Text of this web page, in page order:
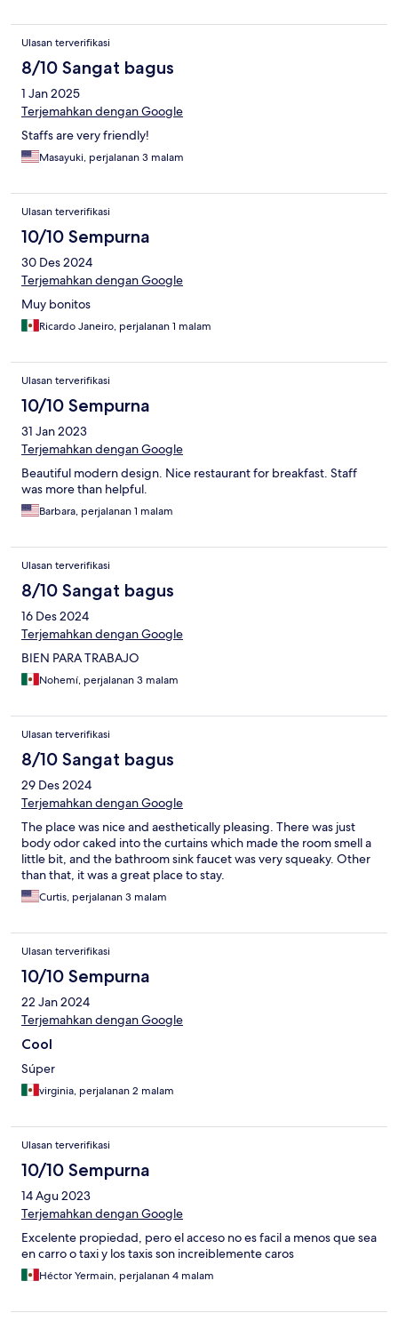
Ulasan terverifikasi
8/10 Sangat bagus
1 Jan 2025
Terjemahkan dengan Google
Staffs are very friendly!
Masayuki, perjalanan 3 malam
Ulasan terverifikasi
10/10 Sempurna
30 Des 2024
Terjemahkan dengan Google
Muy bonitos
Ricardo Janeiro, perjalanan 1 malam
Ulasan terverifikasi
10/10 Sempurna
31 Jan 2023
Terjemahkan dengan Google
Beautiful modern design. Nice restaurant for breakfast. Staff
was more than helpful.
Barbara, perjalanan 1 malam
Ulasan terverifikasi
8/10 Sangat bagus
16 Des 2024
Terjemahkan dengan Google
BIEN PARA TRABAJO
Nohemí, perjalanan 3 malam
Ulasan terverifikasi
8/10 Sangat bagus
29 Des 2024
Terjemahkan dengan Google
The place was nice and aesthetically pleasing. There was just
body odor caked into the curtains which made the room smell a
little bit, and the bathroom sink faucet was very squeaky. Other
than that, it was a great place to stay.
Curtis, perjalanan 3 malam
Ulasan terverifikasi
10/10 Sempurna
22 Jan 2024
Terjemahkan dengan Google
Cool
Súper
virginia, perjalanan 2 malam
Ulasan terverifikasi
10/10 Sempurna
14 Agu 2023
Terjemahkan dengan Google
Excelente propiedad, pero el acceso no es facil a menos que sea
en carro o taxi y los taxis son increiblemente caros
Héctor Yermain, perjalanan 4 malam